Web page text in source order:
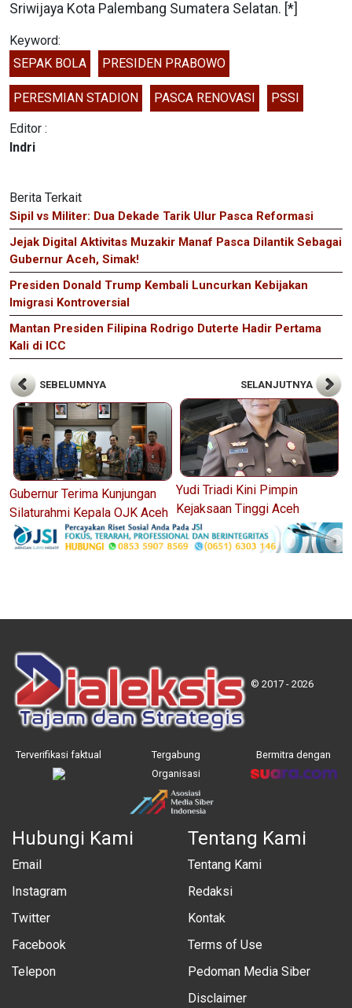
Sriwijaya Kota Palembang Sumatera Selatan. [*]
Keyword:
SEPAK BOLA
PRESIDEN PRABOWO
PERESMIAN STADION PASCA RENOVASI PSSI
Editor :
Indri
Berita Terkait
Sipil vs Militer: Dua Dekade Tarik Ulur Pasca Reformasi
Jejak Digital Aktivitas Muzakir Manaf Pasca Dilantik Sebagai
Gubernur Aceh, Simak!
Presiden Donald Trump Kembali Luncurkan Kebijakan
Imigrasi Kontroversial
Mantan Presiden Filipina Rodrigo Duterte Hadir Pertama
Kali di ICC
SEBELUMNYA
Gubernur Terima Kunjungan
Silaturahmi Kepala OJK Aceh
SELANJUTNYA
Yudi Triadi Kini Pimpin
Kejaksaan Tinggi Aceh
© 2017 - 2026
Terverifikasi faktual
Tergabung
Organisasi
Bermitra dengan
Hubungi Kami
Email
Instagram
Twitter
Facebook
Telepon
Tentang Kami
Tentang Kami
Redaksi
Kontak
Terms of Use
Pedoman Media Siber
Disclaimer